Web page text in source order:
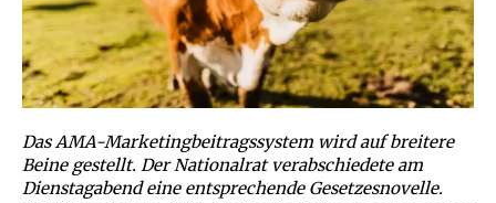
Das AMA-Marketingbeitragssystem wird auf breitere
Beine gestellt. Der Nationalrat verabschiedete am
Dienstagabend eine entsprechende Gesetzesnovelle.